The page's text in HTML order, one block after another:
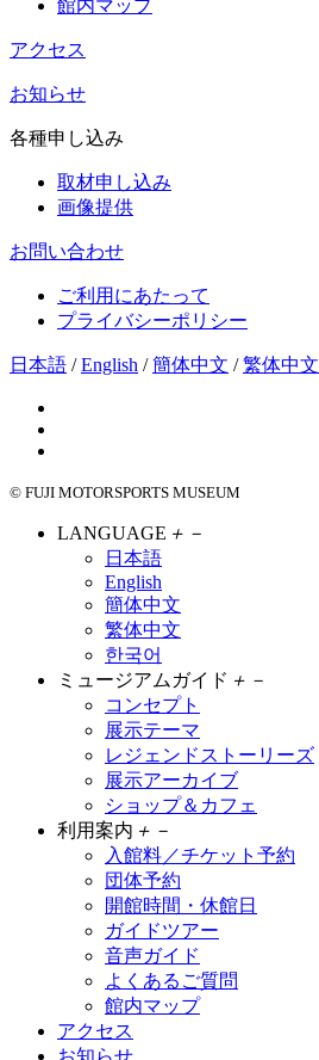
館内マップ
アクセス
お知らせ
各種申し込み
取材申し込み
画像提供
お問い合わせ
ご利用にあたって
プライバシーポリシー
日本語 /English /簡体中文 /繁体中文
© FUJI MOTORSPORTS MUSEUM
LANGUAGE ＋ －
日本語
English
簡体中文
繁体中文
한국어
ミュージアムガイド ＋ －
コンセプト
展示テーマ
レジェンドストーリーズ
展示アーカイブ
ショップ＆カフェ
利用案内 ＋ －
入館料／チケット予約
団体予約
開館時間・休館日
ガイドツアー
音声ガイド
よくあるご質問
館内マップ
アクセス